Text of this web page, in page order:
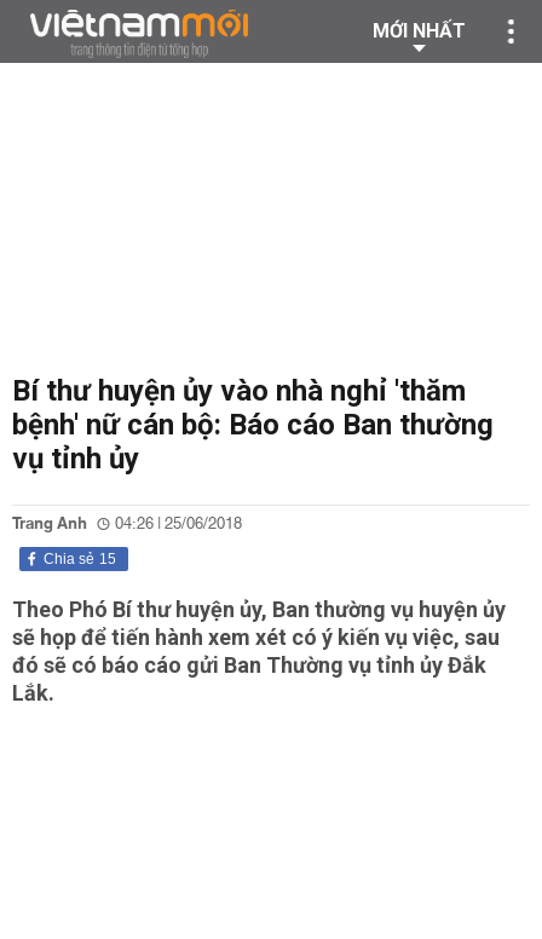
MỚI NHẤT
Bí thư huyện ủy vào nhà nghỉ 'thăm
bệnh' nữ cán bộ: Báo cáo Ban thường
vụ tỉnh ủy
Trang Anh 04:26 | 25/06/2018
15
Chia sẻ
Theo Phó Bí thư huyện ủy, Ban thường vụ huyện ủy
sẽ họp để tiến hành xem xét có ý kiến vụ việc, sau
đó sẽ có báo cáo gửi Ban Thường vụ tỉnh ủy Đắk
Lắk.